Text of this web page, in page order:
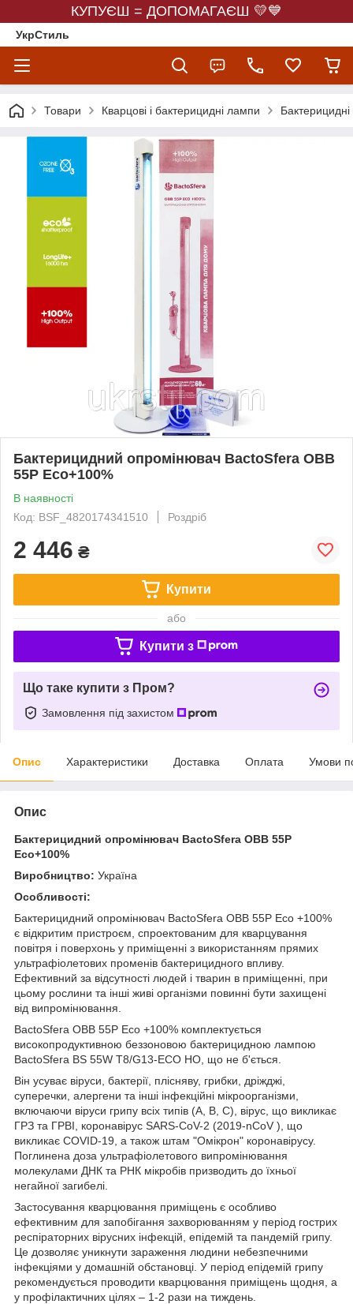
КУПУЄШ = ДОПОМАГАЄШ 💛💙
УкрСтиль
Товари Кварцові і бактерицидні лампи
Бактерицидний опромінювач BactoSfera OBB
55P Eco+100%
В наявності
Код: BSF_4820174341510
Роздріб
2 446 ₴
Купити
або
Купити з
Що таке купити з Пром?
Замовлення під захистом
Опис Характеристики Доставка Оплата Умови
Опис
Бактерицидний опромінювач BactoSfera OBB 55P
Eco+100%
Виробництво: Україна
Особливості:
Бактерицидний опромінювач BactoSfera OBB 55P Eco +100%
є відкритим пристроєм, спроектованим для кварцування
повітря і поверхонь у приміщенні з використанням прямих
ультрафіолетових променів бактерицидного впливу.
Ефективний за відсутності людей і тварин в приміщенні, при
цьому рослини та інші живі організми повинні бути захищені
від випромінювання.
BactoSfera OBB 55P Eco +100% комплектується
високопродуктивною беззоновою бактерицидною лампою
BactoSfera BS 55W T8/G13-ECO HO, що не б'ється.
Він усуває віруси, бактерії, плісняву, грибки, дріжджі,
суперечки, алергени та інші інфекційні мікроорганізми,
включаючи віруси грипу всіх типів (A, B, C), вірус, що викликає
ГРЗ та ГРВІ, коронавірус SARS-CoV-2 (2019-nCoV ), що
викликає COVID-19, а також штам "Омікрон" коронавірусу.
Поглинена доза ультрафіолетового випромінювання
молекулами ДНК та РНК мікробів призводить до їхньої
негайної загибелі.
Застосування кварцювання приміщень є особливо
ефективним для запобігання захворюванням у період гострих
респіраторних вірусних інфекцій, епідемій та пандемій грипу.
Це дозволяє уникнути зараження людини небезпечними
інфекціями у домашній обстановці. У період епідемій грипу
рекомендується проводити кварцювання приміщень щодня, а
у профілактичних цілях – 1-2 рази на тиждень.